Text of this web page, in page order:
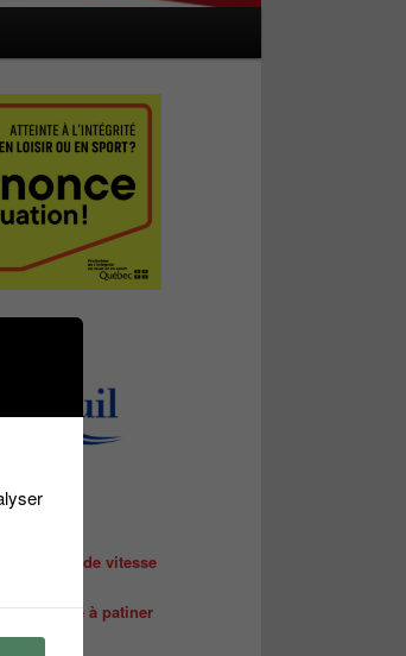
patinage de vitesse
apprendre à patiner